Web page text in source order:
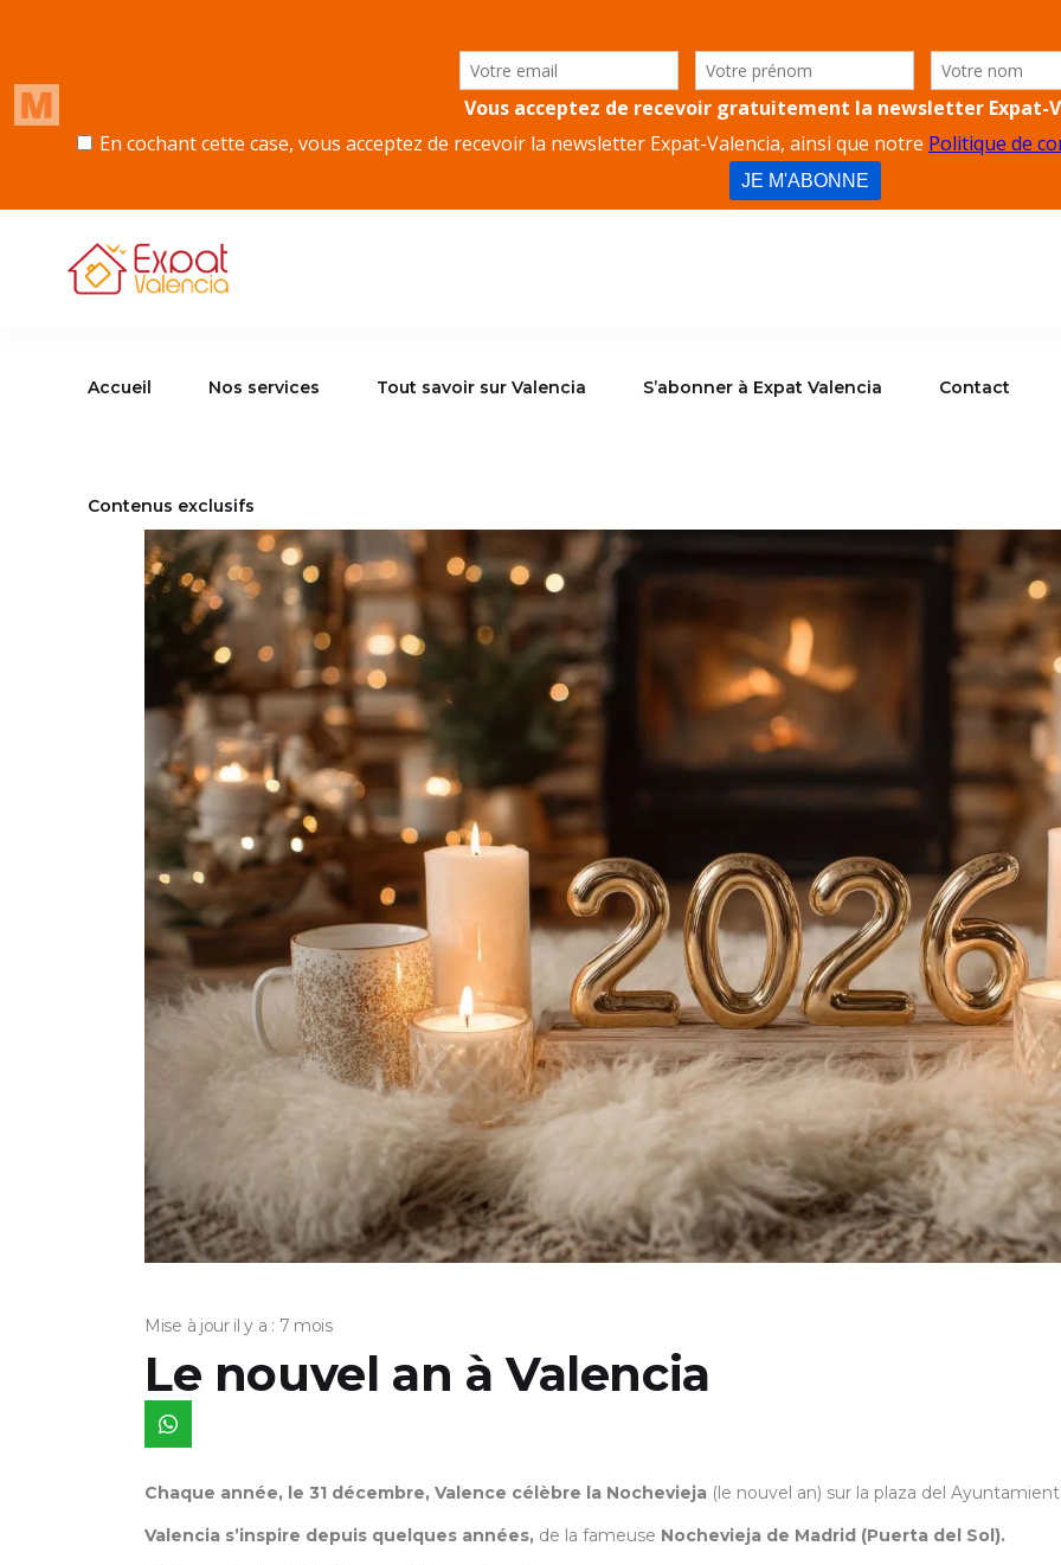
Accueil Nos services Tout savoir sur Valencia S’abonner à Expat Valencia Contact
Contenus exclusifs
Mise à jour il y a : 7 mois
Le nouvel an à Valencia
Chaque année, le 31 décembre, Valence célèbre la Nochevieja (le nouvel an) sur la plaza del
Valencia s’inspire depuis quelques années, de la fameuse Nochevieja de Madrid (Puerta del Sol).